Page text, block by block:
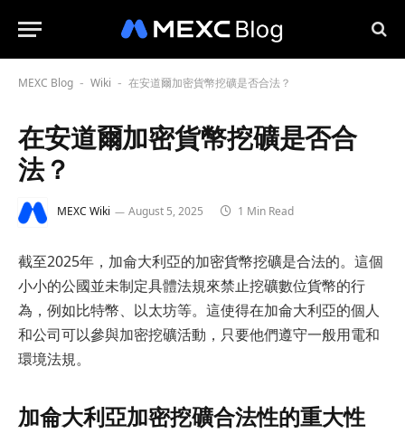
MEXC Blog - Wiki - 在安道爾加密貨幣挖礦是否合法？
在安道爾加密貨幣挖礦是否合
法？
MEXC Wiki August 5, 2025 1 Min Read
截至2025年，加侖大利亞的加密貨幣挖礦是合法的。這個
小小的公國並未制定具體法規來禁止挖礦數位貨幣的行
為，例如比特幣、以太坊等。這使得在加侖大利亞的個人
和公司可以參與加密挖礦活動，只要他們遵守一般用電和
環境法規。
加侖大利亞加密挖礦合法性的重大性